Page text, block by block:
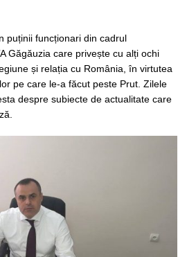
puținii funcționari din cadrul
Găgăuzia care privește cu alți ochi
și relația cu România, în virtutea
pe care le-a făcut peste Prut. Zilele
despre subiecte de actualitate care